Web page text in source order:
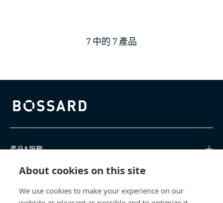
About cookies on this site
We use cookies to make your experience on our
7 中的 7 產品
Bossard homepage
產品&服務
知識中心
直接訪問